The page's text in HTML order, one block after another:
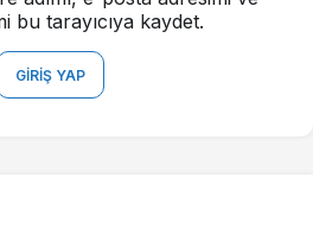
bu tarayıcıya kaydet.
GIRIŞ YAP